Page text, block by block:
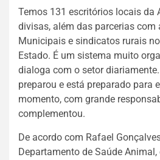
Temos 131 escritórios locais da
divisas, além das parcerias com
Municipais e sindicatos rurais
Estado. É um sistema muito
dialoga com o setor
preparou e está preparado para
momento, com grande
complementou.
De acordo com Rafael
Departamento de Saúde